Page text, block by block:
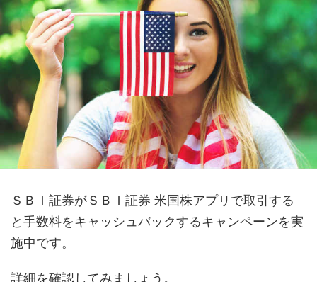
ＳＢＩ証券がＳＢＩ証券 米国株アプリで取引する
と手数料をキャッシュバックするキャンペーンを実
施中です。
詳細を確認してみましょう。